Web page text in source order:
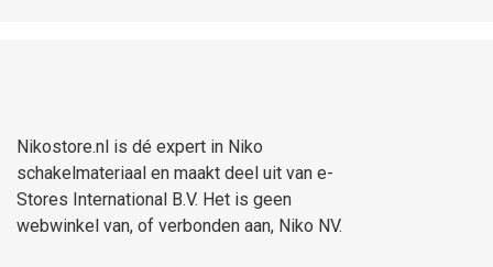
Nikostore.nl is dé expert in Niko
schakelmateriaal en maakt deel uit van e-
Stores International B.V. Het is geen
webwinkel van, of verbonden aan, Niko NV.